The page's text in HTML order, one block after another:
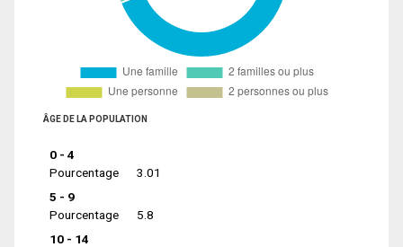
ÂGE DE LA POPULATION
0 - 4
Pourcentage
3.01
5 - 9
Pourcentage
5.8
10 - 14